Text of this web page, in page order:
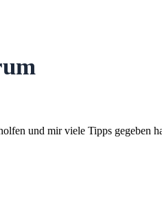
und mir viele Tipps gegeben